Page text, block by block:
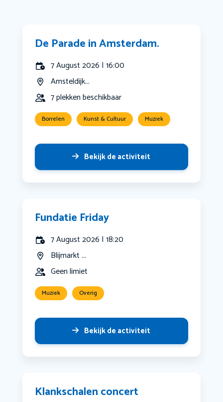
De Parade in Amsterdam.
7 August 2026 | 16:00
Amsteldijk...
7 plekken beschikbaar
Borrelen Kunst & Cultuur Muziek
Bekijk de activiteit
Fundatie Friday
7 August 2026 | 18:20
Blijmarkt ...
Geen limiet
Muziek Overig
Bekijk de activiteit
Klankschalen concert